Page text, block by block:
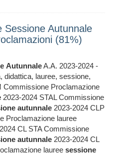
Sessione Autunnale
(81%)
AutunnaleA.A. 2023-2024 -
didattica, lauree, sessione,
Commissione Proclamazione
2023-2024 STAL Commissione
autunnale 2023-2024 CLP
Proclamazione lauree
CL STA Commissione
autunnale 2023-2024 CL
lauree sessione